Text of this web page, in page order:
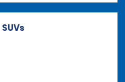
SUVs